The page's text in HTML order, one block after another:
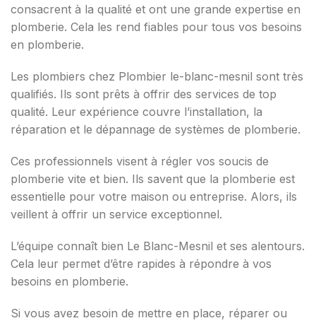
consacrent à la qualité et ont une grande expertise en
plomberie. Cela les rend fiables pour tous vos besoins
en plomberie.
Les plombiers chez Plombier le-blanc-mesnil sont très
qualifiés. Ils sont prêts à offrir des services de top
qualité. Leur expérience couvre l’installation, la
réparation et le dépannage de systèmes de plomberie.
Ces professionnels visent à régler vos soucis de
plomberie vite et bien. Ils savent que la plomberie est
essentielle pour votre maison ou entreprise. Alors, ils
veillent à offrir un service exceptionnel.
L’équipe connaît bien Le Blanc-Mesnil et ses alentours.
Cela leur permet d’être rapides à répondre à vos
besoins en plomberie.
Si vous avez besoin de mettre en place, réparer ou